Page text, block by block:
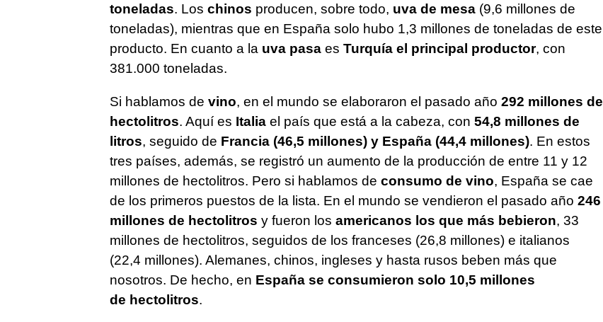
toneladas. Los chinos producen, sobre todo, uva de mesa(9,6 millones de
toneladas), mientras que en España solo hubo 1,3 millones de toneladas de este
producto. En cuanto a la uva pasaes Turquía el principal productor, con
381.000 toneladas.
Si hablamos de vino, en el mundo se elaboraron el pasado año 292 millones de
hectolitros. Aquí es Italiael país que está a la cabeza, con 54,8 millones de
litros, seguido de Francia (46,5 millones) y España (44,4 millones). En estos
tres países, además, se registró un aumento de la producción de entre 11 y 12
millones de hectolitros. Pero si hablamos de consumo de vino, España se cae
de los primeros puestos de la lista. En el mundo se vendieron el pasado año 246
millones de hectolitros y fueron los americanos los que más bebieron, 33
millones de hectolitros, seguidos de los franceses (26,8 millones) e italianos
(22,4 millones). Alemanes, chinos, ingleses y hasta rusos beben más que
nosotros. De hecho, en España se consumieron solo 10,5 millones
de hectolitros.